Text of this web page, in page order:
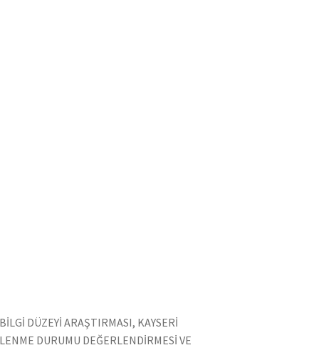
DÜZEYİ ARAŞTIRMASI, KAYSERİ
DURUMU DEĞERLENDİRMESİ VE